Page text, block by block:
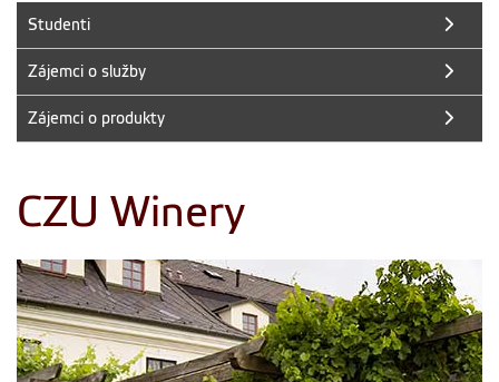
Studenti
Zájemci o služby
Zájemci o produkty
CZU Winery